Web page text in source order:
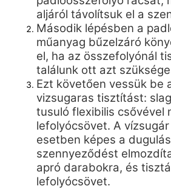
aljáról távolítsuk el a
Második lépésben a
műanyag bűzelzáró
el, ha az összefolyónál
találunk ott azt
Ezt követően vessük be
vizsugaras tisztítást:
tusuló flexibilis csővével
lefolyócsövet. A
esetben képes a
szennyeződést
apró darabokra, és
lefolyócsövet.